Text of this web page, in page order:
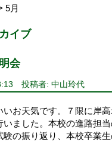
5月
イブ
会
投稿者: 中山玲代
いお天気です。７限に岸
いました。本校の進路担
験の振り返り、本校卒業